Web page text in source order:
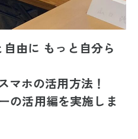
由に もっと自分ら
マホの活用方法！
の活用編を実施しま